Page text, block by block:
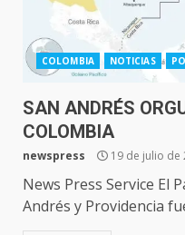
COLOMBIA NOTICIAS
SAN ANDRÉS
COLOMBIA
newspress 19 de julio de
News Press Service El
Andrés y Providencia